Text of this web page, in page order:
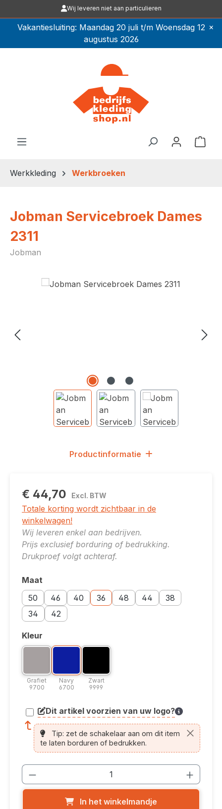
Ga naar de hoofdinhoudWij leveren niet aan particulieren
Vakantiesluiting: Maandag 20 juli t/m Woensdag 12
augustus 2026
×
Werkkleding Werkbroeken
Jobman Servicebroek Dames
2311
Jobman
Afbeeldingengalerij overslaan
Productinformatie
€ 44,70 Excl. BTW
Totale korting wordt zichtbaar in de
winkelwagen!
Wij leveren enkel aan bedrijven.
Prijs exclusief borduring of bedrukking.
Drukproef volgt achteraf.
Selecteer
Maat
50
Maatoptie: 50
46
Maatoptie: 46
40
Maatoptie: 40
36
Maatoptie: 36
48
Maatoptie: 48
44
Maatoptie: 44
38
Maatoptie: 38
34
Maatoptie: 34
42
Maatoptie: 42
Selecteer
Kleur
Kleuroptie: Grafiet 9700
Grafiet
9700
Kleuroptie: Navy 6700
Navy
6700
Kleuroptie: Zwart 9999
Zwart
9999
Dit artikel voorzien van uw logo?
article.printing.helptext
Tip: zet de schakelaar aan om dit item
te laten borduren of bedrukken.
Producthoeveelheid: Voer de
In het winkelmandje